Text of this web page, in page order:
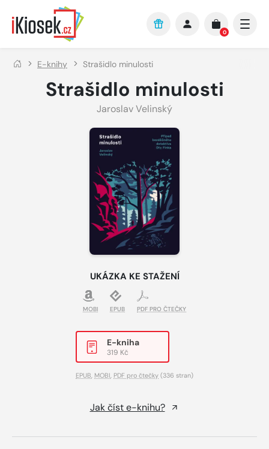
Přejít na hlavní obsah
0
E-knihy Strašidlo minulosti
Strašidlo minulosti
Jaroslav Velinský
UKÁZKA KE STAŽENÍ
MOBI EPUB PDF PRO ČTEČKY
E-kniha
319 Kč
EPUB, MOBI, PDF pro čtečky (336 stran)
Jak číst e-knihu?